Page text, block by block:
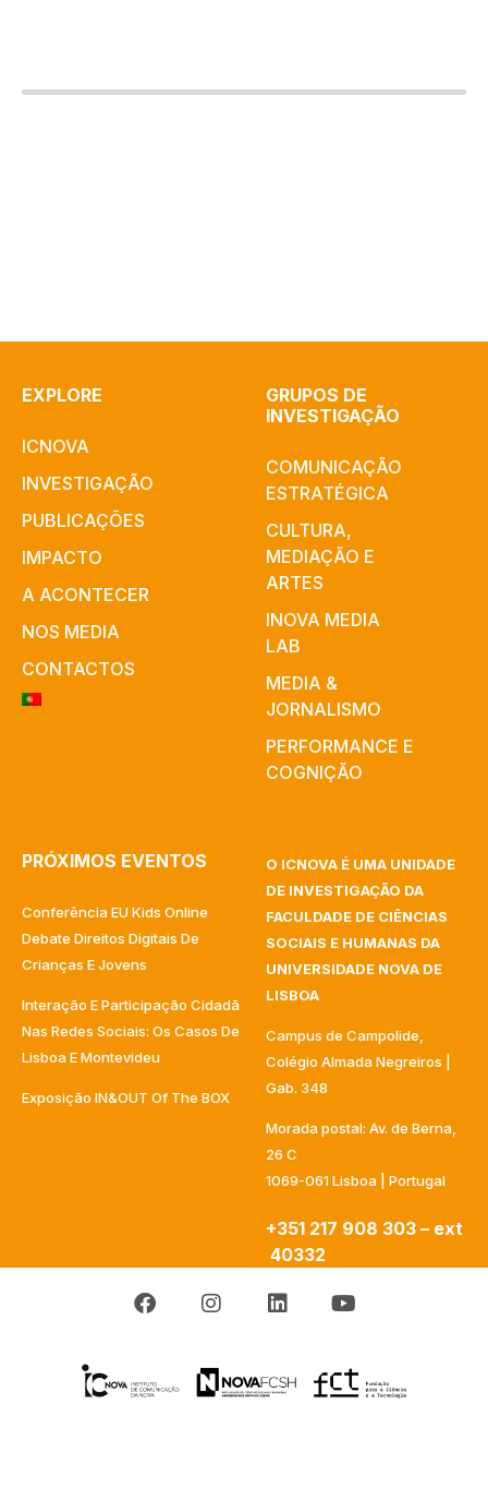
EXPLORE
ICNOVA
INVESTIGAÇÃO
PUBLICAÇÕES
IMPACTO
A ACONTECER
NOS MEDIA
CONTACTOS
GRUPOS DE
INVESTIGAÇÃO
COMUNICAÇÃO
ESTRATÉGICA
CULTURA,
MEDIAÇÃO E
ARTES​
INOVA MEDIA
LAB
MEDIA &
JORNALISMO
PERFORMANCE E
COGNIÇÃO
PRÓXIMOS EVENTOS
Conferência EU Kids Online
Debate Direitos Digitais De
Crianças E Jovens
Interação E Participação Cidadã
Nas Redes Sociais: Os Casos De
Lisboa E Montevideu
Exposição IN&OUT Of The BOX
O ICNOVA É UMA UNIDADE
DE INVESTIGAÇÃO DA
FACULDADE DE CIÊNCIAS
SOCIAIS E HUMANAS DA
UNIVERSIDADE NOVA DE
LISBOA
Campus de Campolide,
Colégio Almada Negreiros |
Gab. 348
Morada postal: Av. de Berna,
26 C
1069-061 Lisboa | Portugal
+351 217 908 303 – ext
40332